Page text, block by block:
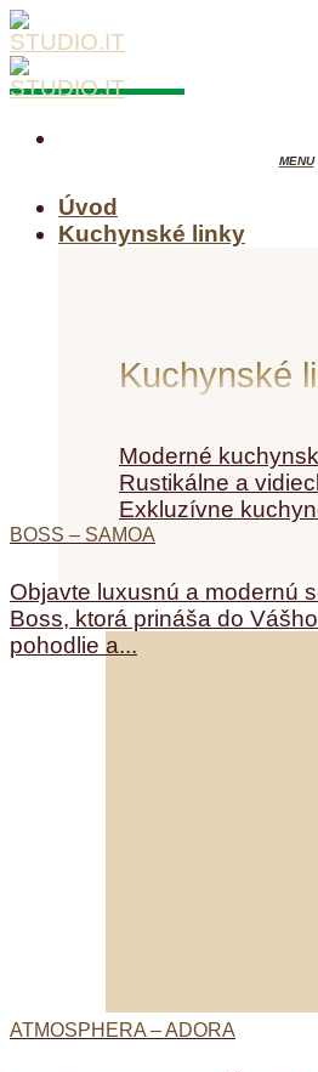
Skip
to
content
Úvod
Kuchynské linky
Kuchynské
Moderné
Rustikálne a
Exkluzívne
BOSS – SAMOA
Objavte luxusnú a modernú
Boss, ktorá prináša do
pohodlie a...
ATMOSPHERA – ADORA